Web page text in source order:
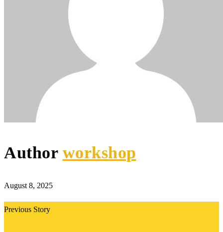
Author workshop
August 8, 2025
Previous Story